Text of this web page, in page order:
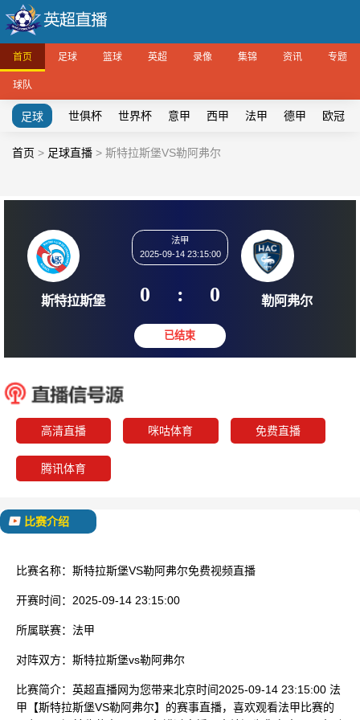
首页 足球 篮球 英超 录像 集锦 资讯 专题
球队
足球 世俱杯 世界杯 意甲 西甲 法甲 德甲 欧冠
首页 > 足球直播 > 斯特拉斯堡VS勒阿弗尔
法甲
2025-09-14 23:15:00
0 : 0
高清直播 咪咕体育 免费直播
腾讯体育
比赛介绍
比赛名称： 斯特拉斯堡VS勒阿弗尔免费视频直播
开赛时间： 2025-09-14 23:15:00
所属联赛： 法甲
对阵双方： 斯特拉斯堡vs勒阿弗尔
比赛简介： 英超直播网为您带来北京时间2025-09-14 23:15:00 法
甲【斯特拉斯堡VS勒阿弗尔】的赛事直播，喜欢观看法甲比赛的